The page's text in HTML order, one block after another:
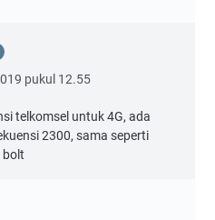
pukul 12.55
telkomsel untuk 4G, ada
2300, sama seperti
bolt